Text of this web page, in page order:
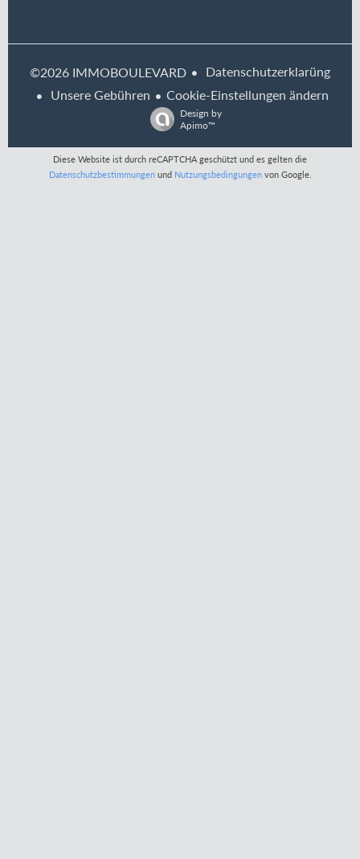
©2026 IMMOBOULEVARD
Datenschutzerklarüng
Unsere Gebühren
Cookie-Einstellungen ändern
Design by
Apimo™
Diese Website ist durch reCAPTCHA geschützt und es gelten die
Datenschutzbestimmungenund Nutzungsbedingungenvon Google.